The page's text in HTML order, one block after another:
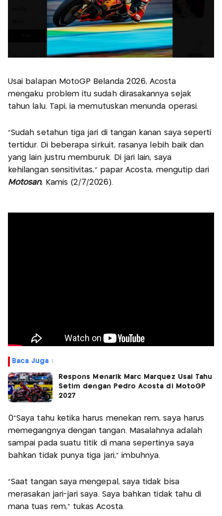
Usai balapan MotoGP Belanda 2026, Acosta
mengaku problem itu sudah dirasakannya sejak
tahun lalu. Tapi, ia memutuskan menunda operasi.
“Sudah setahun tiga jari di tangan kanan saya seperti
tertidur. Di beberapa sirkuit, rasanya lebih baik dan
yang lain justru memburuk. Di jari lain, saya
kehilangan sensitivitas,” papar Acosta, mengutip dari
Motosan, Kamis (2/7/2026).
Baca Juga :
Respons Menarik Marc Marquez Usai Tahu
Setim dengan Pedro Acosta di MotoGP
2027
0“Saya tahu ketika harus menekan rem, saya harus
memegangnya dengan tangan. Masalahnya adalah
sampai pada suatu titik di mana sepertinya saya
bahkan tidak punya tiga jari,” imbuhnya.
“Saat tangan saya mengepal, saya tidak bisa
merasakan jari-jari saya. Saya bahkan tidak tahu di
mana tuas rem,” tukas Acosta.